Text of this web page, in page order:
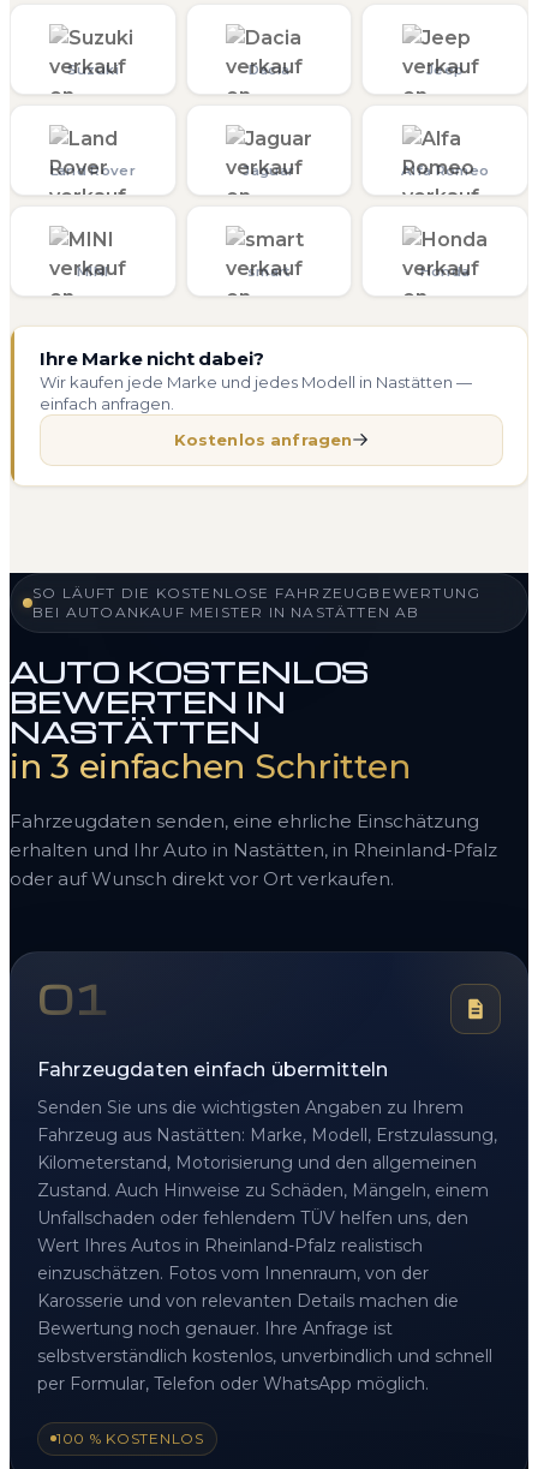
Suzuki Dacia Jeep
Land Rover Jaguar Alfa Romeo
MINI smart Honda
Ihre Marke nicht dabei?
Wir kaufen jede Marke und jedes Modell in Nastätten —
einfach anfragen.
Kostenlos anfragen
SO LÄUFT DIE KOSTENLOSE FAHRZEUGBEWERTUNG
BEI AUTOANKAUF MEISTER IN NASTÄTTEN AB
AUTO KOSTENLOS
BEWERTEN IN
NASTÄTTEN
in 3 einfachen Schritten
Fahrzeugdaten senden, eine ehrliche Einschätzung
erhalten und Ihr Auto in Nastätten, in Rheinland-Pfalz
oder auf Wunsch direkt vor Ort verkaufen.
01
Fahrzeugdaten einfach übermitteln
Senden Sie uns die wichtigsten Angaben zu Ihrem
Fahrzeug aus Nastätten: Marke, Modell, Erstzulassung,
Kilometerstand, Motorisierung und den allgemeinen
Zustand. Auch Hinweise zu Schäden, Mängeln, einem
Unfallschaden oder fehlendem TÜV helfen uns, den
Wert Ihres Autos in Rheinland-Pfalz realistisch
einzuschätzen. Fotos vom Innenraum, von der
Karosserie und von relevanten Details machen die
Bewertung noch genauer. Ihre Anfrage ist
selbstverständlich kostenlos, unverbindlich und schnell
per Formular, Telefon oder WhatsApp möglich.
100 % KOSTENLOS